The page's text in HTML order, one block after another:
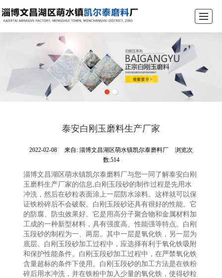
产品展示
泰安白刚玉磨料生产厂家
2022-02-08 来自:淄博文昌湖区萌水镇凯尔泰磨料厂
浏览次
数:514
淄博文昌湖区萌水镇凯尔泰磨料厂与您一同了解泰安白刚
玉磨料生产厂家的信息,白刚玉段砂的制作过程是先用水
冲洗，然后在砂粒表面涂上一层防水涂料。这样就可以保
证铁粉碎后不会破裂。白刚玉段砂还具有很好的性能。它
的防腐、防虫效果好。它是用高分子聚合物和金属材料加
工成的一种新型材料，具有强度高、性能强等特点。白刚
玉段砂的制程为一、两层。其中一层是氧化铁，另一层为
底层。白刚玉段砂加工过程中，应选择有利于氧化铁吸附
和保护性能条件。白刚玉段砂加工过程中，在严禁氧化铁
含量超标的条件下使用。白刚玉段砂的加工方法是在铁粉
碎后用水冲洗，并在铁粉中加入少量的氧化铁，使得砂粒